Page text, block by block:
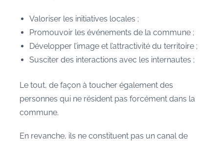
Valoriser les initiatives locales ;
Promouvoir les événements de la commune ;
Développer l’image et l’attractivité du territoire ;
Susciter des interactions avec les internautes ;
Le tout, de façon à toucher également des
personnes qui ne résident pas forcément dans la
commune.
En revanche, ils ne constituent pas un canal de